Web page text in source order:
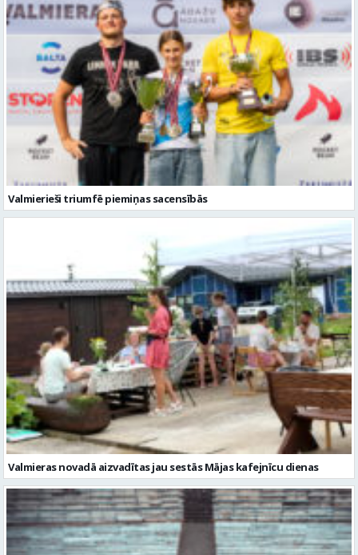
Valmierieši triumfē piemiņas sacensībās
Valmieras novadā aizvadītas jau sestās Mājas kafejnīcu dienas